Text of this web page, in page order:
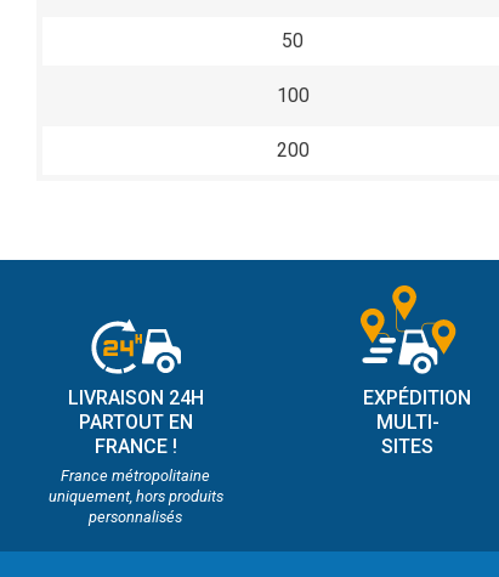
50
100
200
LIVRAISON 24H
PARTOUT EN
FRANCE !
France métropolitaine
uniquement, hors produits
personnalisés
EXPÉDITION
MULTI-
SITES